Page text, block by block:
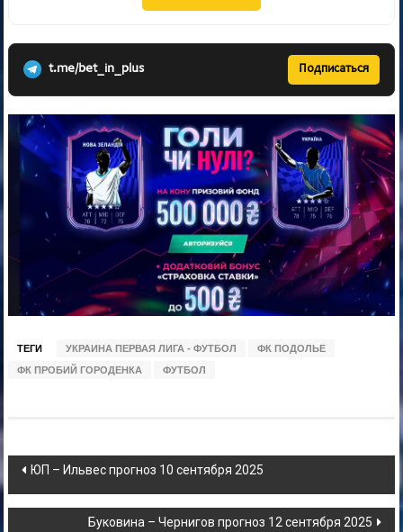
t.me/bet_in_plus Подписаться
ТЕГИ УКРАИНА ПЕРВАЯ ЛИГА - ФУТБОЛ
ФК ПОДОЛЬЕ
ФК ПРОБИЙ ГОРОДЕНКА
ФУТБОЛ
Навигация
записям
ЮП – Ильвес прогноз 10 сентября 2025
Буковина – Чернигов прогноз 12 сентября 2025